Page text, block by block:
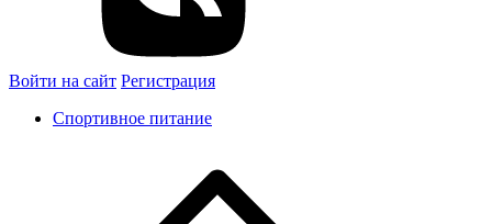
Войти на сайт Регистрация
Спортивное питание